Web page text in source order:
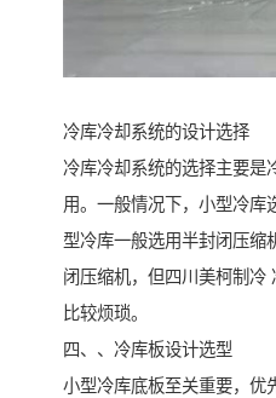
冷库冷却系统的设计选择
冷库冷却系统的选择主要是
用。一般情况下，小型冷库
型冷库一般选用半封闭压缩
闭压缩机，但四川美柯制冷
比较烦琐。
四、、冷库板设计选型
小型冷库底板至关重要，优